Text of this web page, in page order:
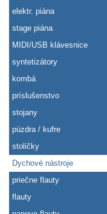
elektr. piána
stage piána
MIDI/USB klávesnice
syntetizátory
kombá
príslušenstvo
stojany
púzdra / kufre
stoličky
Dychové nástroje
priečne flauty
flauty